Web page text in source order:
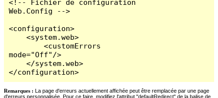
<!-- Fichier de configuration
Web.Config -->
<configuration>
    <system.web>
        <customErrors
mode="Off"/>
    </system.web>
</configuration>
Remarques : La page d'erreurs actuellement affichée peut être remplacée par une page
d'erreurs personnalisée. Pour ce faire, modifiez l'attribut "defaultRedirect" de la balise de